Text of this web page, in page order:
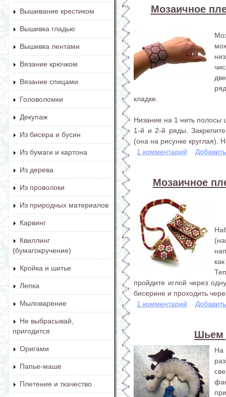
Вышивание крестиком
Вышивка гладью
Вышивка лентами
Вязание крючком
Вязание спицами
Головоломки
Декупаж
Из бисера и бусин
Из бумаги и картона
Из дерева
Из проволоки
Из природных материалов
Карвинг
Квиллинг
(бумагокручение)
Кройка и шитье
Лепка
Мыловарение
Не выбрасывай,
пригодится
Оригами
Папье-маше
Плетение и ткачество
Мозаичное
кладке.
Низание на 1 нить полосы
1-й и 2-й ряды.
(она на рисунке круглая).
1 комментарий
Мозаичное
пройдите иглой через
бисерине и проходить
1 комментарий
Шьем
На